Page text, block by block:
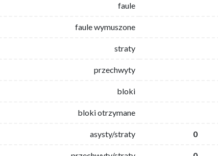
faule
faule wymuszone
straty
przechwyty
bloki
bloki otrzymane
asysty/straty 0